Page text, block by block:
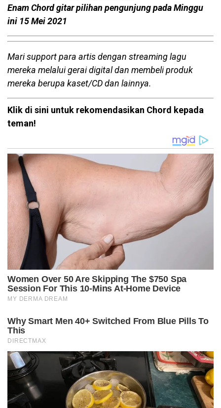
Enam Chord gitar pilihan pengunjung pada Minggu
ini 15 Mei 2021
Mari support para artis dengan streaming lagu
mereka melalui gerai digital dan membeli produk
mereka berupa kaset/CD dan lainnya.
Klik di sini untuk rekomendasikan Chord kepada
teman!